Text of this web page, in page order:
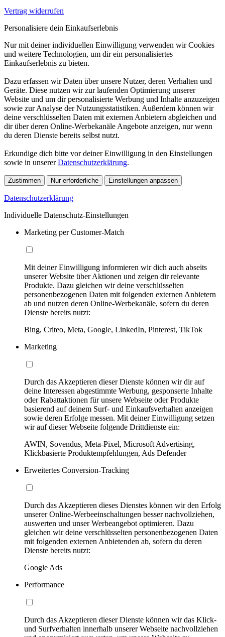
Vertrag widerrufen
Personalisiere dein Einkaufserlebnis
Nur mit deiner individuellen Einwilligung verwenden wir Cookies
und weitere Technologien, um dir ein personalisiertes
Einkaufserlebnis zu bieten.
Dazu erfassen wir Daten über unsere Nutzer, deren Verhalten und
Geräte. Diese nutzen wir zur laufenden Optimierung unserer
Website und um dir personalisierte Werbung und Inhalte anzuzeigen
sowie zur Analyse der Nutzungsstatistiken. Außerdem können wir
deine verschlüsselten Daten mit externen Anbietern abgleichen und
dir über deren Online-Werbekanäle Angebote anzeigen, nur wenn
du deren Dienste bereits selbst nutzt.
Erkundige dich bitte vor deiner Einwilligung in den Einstellungen
sowie in unsererDatenschutzerklärung.
Zustimmen Nur erforderliche Einstellungen anpassen
Datenschutzerklärung
Individuelle Datenschutz-Einstellungen
Marketing per Customer-Match
Mit deiner Einwilligung informieren wir dich auch abseits
unserer Website über Aktionen und zeigen dir relevante
Produkte. Dazu gleichen wir deine verschlüsselten
personenbezogenen Daten mit folgenden externen Anbietern
ab und nutzen deren Online-Werbekanäle, sofern du deren
Dienste bereits nutzt:
Bing, Criteo, Meta, Google, LinkedIn, Pinterest, TikTok
Marketing
Durch das Akzeptieren dieser Dienste können wir dir auf
deine Interessen abgestimmte Werbung, gesponserte Inhalte
oder Rabattaktionen für unsere Webseite oder Produkte
basierend auf deinem Surf- und Einkaufsverhalten anzeigen
sowie deren Erfolge messen. Mit deiner Einwilligung setzen
wir auf dieser Webseite folgende Drittdienste ein:
AWIN, Sovendus, Meta-Pixel, Microsoft Advertising,
Klickbasierte Produktempfehlungen, Ads Defender
Erweitertes Conversion-Tracking
Durch das Akzeptieren dieses Dienstes können wir den Erfolg
unserer Online-Werbeeinschaltungen besser nachvollziehen,
auswerten und unser Werbeangebot optimieren. Dazu
gleichen wir deine verschlüsselten personenbezogenen Daten
mit folgenden externen Anbietenden ab, sofern du deren
Dienste bereits nutzt:
Google Ads
Performance
Durch das Akzeptieren dieser Dienste können wir das Klick-
und Surfverhalten innerhalb unserer Webseite nachvollziehen